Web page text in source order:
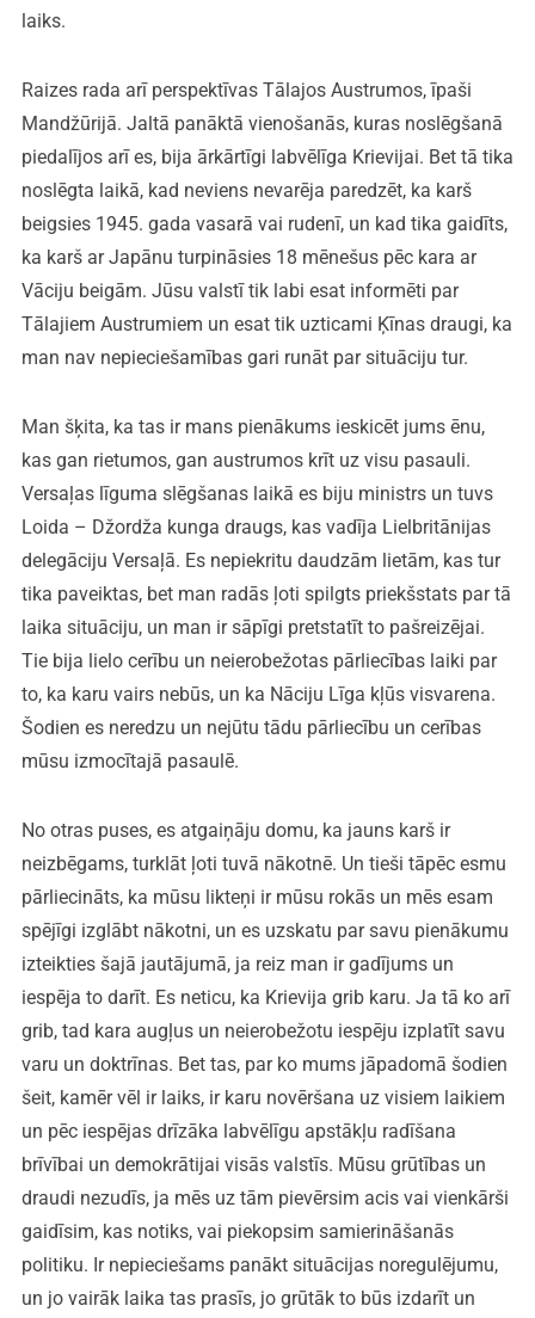
laiks.
Raizes rada arī perspektīvas Tālajos Austrumos, īpaši
Mandžūrijā. Jaltā panāktā vienošanās, kuras noslēgšanā
piedalījos arī es, bija ārkārtīgi labvēlīga Krievijai. Bet tā tika
noslēgta laikā, kad neviens nevarēja paredzēt, ka karš
beigsies 1945. gada vasarā vai rudenī, un kad tika gaidīts,
ka karš ar Japānu turpināsies 18 mēnešus pēc kara ar
Vāciju beigām. Jūsu valstī tik labi esat informēti par
Tālajiem Austrumiem un esat tik uzticami Ķīnas draugi, ka
man nav nepieciešamības gari runāt par situāciju tur.
Man šķita, ka tas ir mans pienākums ieskicēt jums ēnu,
kas gan rietumos, gan austrumos krīt uz visu pasauli.
Versaļas līguma slēgšanas laikā es biju ministrs un tuvs
Loida – Džordža kunga draugs, kas vadīja Lielbritānijas
delegāciju Versaļā. Es nepiekritu daudzām lietām, kas tur
tika paveiktas, bet man radās ļoti spilgts priekšstats par tā
laika situāciju, un man ir sāpīgi pretstatīt to pašreizējai.
Tie bija lielo cerību un neierobežotas pārliecības laiki par
to, ka karu vairs nebūs, un ka Nāciju Līga kļūs visvarena.
Šodien es neredzu un nejūtu tādu pārliecību un cerības
mūsu izmocītajā pasaulē.
No otras puses, es atgaiņāju domu, ka jauns karš ir
neizbēgams, turklāt ļoti tuvā nākotnē. Un tieši tāpēc esmu
pārliecināts, ka mūsu likteņi ir mūsu rokās un mēs esam
spējīgi izglābt nākotni, un es uzskatu par savu pienākumu
izteikties šajā jautājumā, ja reiz man ir gadījums un
iespēja to darīt. Es neticu, ka Krievija grib karu. Ja tā ko arī
grib, tad kara augļus un neierobežotu iespēju izplatīt savu
varu un doktrīnas. Bet tas, par ko mums jāpadomā šodien
šeit, kamēr vēl ir laiks, ir karu novēršana uz visiem laikiem
un pēc iespējas drīzāka labvēlīgu apstākļu radīšana
brīvībai un demokrātijai visās valstīs. Mūsu grūtības un
draudi nezudīs, ja mēs uz tām pievērsim acis vai vienkārši
gaidīsim, kas notiks, vai piekopsim samierināšanās
politiku. Ir nepieciešams panākt situācijas noregulējumu,
un jo vairāk laika tas prasīs, jo grūtāk to būs izdarīt un